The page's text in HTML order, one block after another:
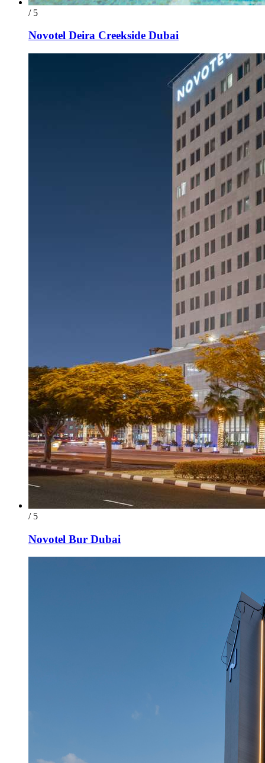
/ 5
Novotel Deira Creekside Dubai
/ 5
Novotel Bur Dubai